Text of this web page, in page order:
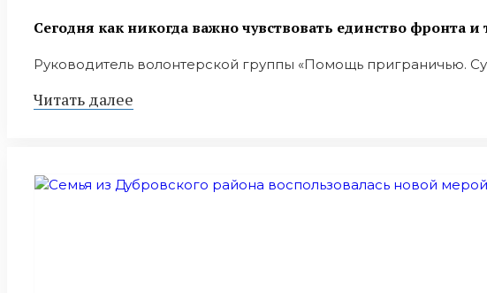
Сегодня как никогда важно чувствовать единство фронта и
Руководитель волонтерской группы «Помощь приграничью.
Читать далее